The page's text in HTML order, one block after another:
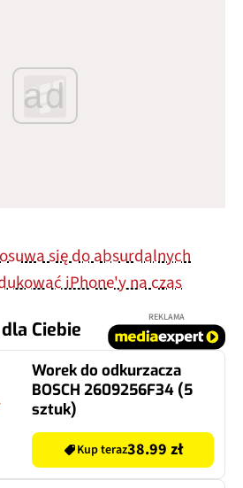
ad
się do absurdalnych
iPhone'y na czas
Ciebie
REKLAMA
Worek do odkurzacza
BOSCH 2609256F34 (5
sztuk)
Kup teraz38.99 zł